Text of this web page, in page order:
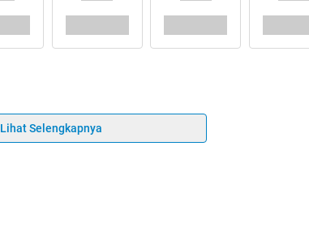
Lihat Selengkapnya